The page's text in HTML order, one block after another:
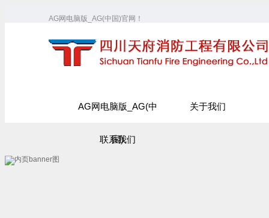
AG网电脑版_AG(中国)官网！
AG网电脑版_AG(中
国)
关于我们
联系我们